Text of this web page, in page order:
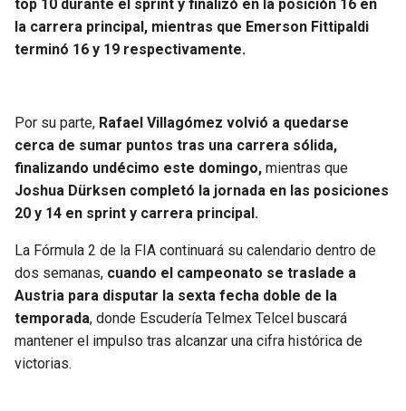
top 10 durante el sprint y finalizó en la posición 16 en
la carrera principal, mientras que Emerson Fittipaldi
terminó 16 y 19 respectivamente.
Por su parte, Rafael Villagómez volvió a quedarse
cerca de sumar puntos tras una carrera sólida,
finalizando undécimo este domingo, mientras que
Joshua Dürksen completó la jornada en las posiciones
20 y 14 en sprint y carrera principal.
La Fórmula 2 de la FIA continuará su calendario dentro de
dos semanas, cuando el campeonato se traslade a
Austria para disputar la sexta fecha doble de la
temporada, donde Escudería Telmex Telcel buscará
mantener el impulso tras alcanzar una cifra histórica de
victorias.